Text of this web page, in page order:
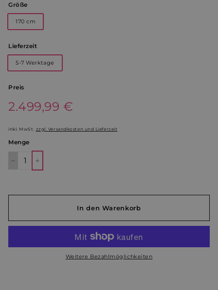
Größe
170 cm
Lieferzeit
5-7 Werktage
Preis
Normaler
Preis
2.499,99 €
€
inkl. MwSt. zzgl. Versandkosten und Lieferzeit
Menge
In den Warenkorb
Weitere Bezahlmöglichkeiten